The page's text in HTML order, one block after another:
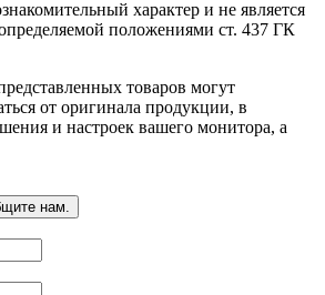
характер и не является
положениями ст. 437 ГК
товаров могут
от оригинала продукции, в
и настроек вашего монитора, а
нам.